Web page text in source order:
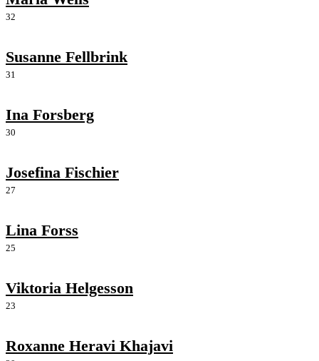
32
Susanne Fellbrink
31
Ina Forsberg
30
Josefina Fischier
27
Lina Forss
25
Viktoria Helgesson
23
Roxanne Heravi Khajavi